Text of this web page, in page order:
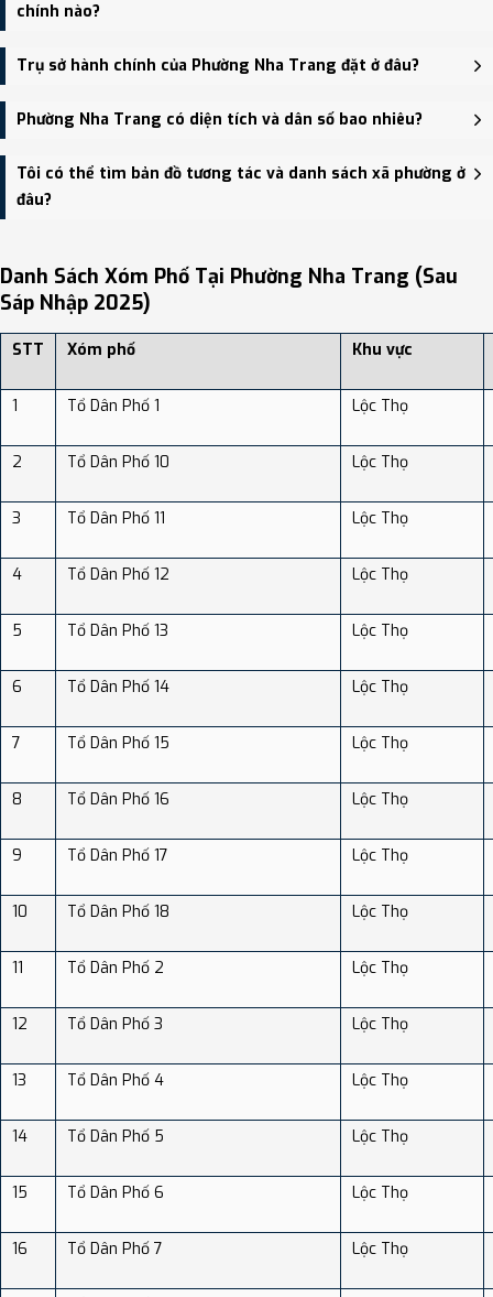
chính nào?
Phường Nha Trang được thành lập trên cơ sở sáp nhập Phường
Vạn Thạnh, Phường Lộc Thọ, Phường Vĩnh Nguyên, Phường Tân
Tiến, Phường Phước Hòa.
Trụ sở hành chính của Phường Nha Trang đặt ở đâu?
Trụ sở hành chính mới của Phường Nha Trang đặt tại UBND TP
Nha Trang - số 42 Lê Thánh Tôn - trung tâm khu vực thuận tiện
giao thông.
Phường Nha Trang có diện tích và dân số bao nhiêu?
Phường Nha Trang có Diện tích: 47.12 km², Dân số: 136,118 người,
Mật độ dân số: Khoảng 2,888.75 người/km²
Tôi có thể tìm bản đồ tương tác và danh sách xã phường ở
đâu?
địa điểm tại: VReview.vn - Nền tảng review địa điểm, dịch vụ và du
lịch uy tín tại Việt Nam.
Danh Sách Xóm Phố Tại Phường Nha Trang (sau
Sáp Nhập 2025)
STT Xóm phố Khu vực
1 Tổ Dân Phố 1 Lộc Thọ
2 Tổ Dân Phố 10 Lộc Thọ
3 Tổ Dân Phố 11 Lộc Thọ
4 Tổ Dân Phố 12 Lộc Thọ
5 Tổ Dân Phố 13 Lộc Thọ
6 Tổ Dân Phố 14 Lộc Thọ
7 Tổ Dân Phố 15 Lộc Thọ
8 Tổ Dân Phố 16 Lộc Thọ
9 Tổ Dân Phố 17 Lộc Thọ
10 Tổ Dân Phố 18 Lộc Thọ
11 Tổ Dân Phố 2 Lộc Thọ
12 Tổ Dân Phố 3 Lộc Thọ
13 Tổ Dân Phố 4 Lộc Thọ
14 Tổ Dân Phố 5 Lộc Thọ
15 Tổ Dân Phố 6 Lộc Thọ
16 Tổ Dân Phố 7 Lộc Thọ